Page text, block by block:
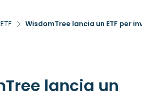
ETF WisdomTree lancia un ETF per
lancia un